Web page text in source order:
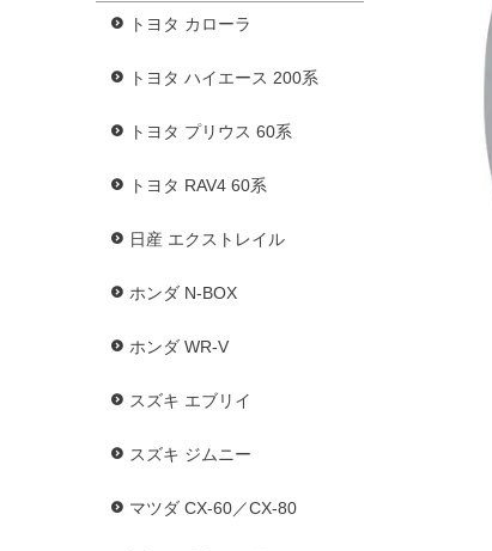
トヨタ カローラ
トヨタ ハイエース 200系
トヨタ プリウス 60系
トヨタ RAV4 60系
日産 エクストレイル
ホンダ N-BOX
ホンダ WR-V
スズキ エブリイ
スズキ ジムニー
マツダ CX-60／CX-80